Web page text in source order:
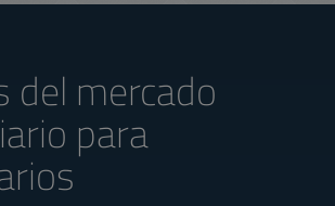
del mercado
para